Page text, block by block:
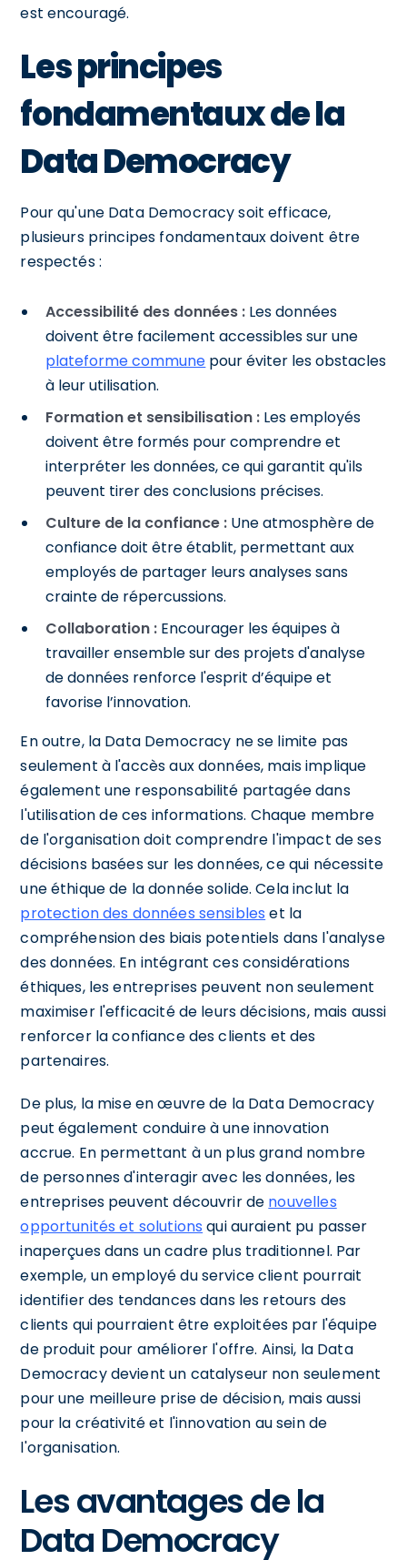
est encouragé.
Les principes
fondamentaux de la
Data Democracy
Pour qu'une Data Democracy soit efficace,
plusieurs principes fondamentaux doivent être
respectés :
Accessibilité des données : Les données
doivent être facilement accessibles sur une
plateforme commune pour éviter les obstacles
à leur utilisation.
Formation et sensibilisation : Les employés
doivent être formés pour comprendre et
interpréter les données, ce qui garantit qu'ils
peuvent tirer des conclusions précises.
Culture de la confiance : Une atmosphère de
confiance doit être établit, permettant aux
employés de partager leurs analyses sans
crainte de répercussions.
Collaboration : Encourager les équipes à
travailler ensemble sur des projets d'analyse
de données renforce l'esprit d’équipe et
favorise l’innovation.
En outre, la Data Democracy ne se limite pas
seulement à l'accès aux données, mais implique
également une responsabilité partagée dans
l'utilisation de ces informations. Chaque membre
de l'organisation doit comprendre l'impact de ses
décisions basées sur les données, ce qui nécessite
une éthique de la donnée solide. Cela inclut la
protection des données sensibles et la
compréhension des biais potentiels dans l'analyse
des données. En intégrant ces considérations
éthiques, les entreprises peuvent non seulement
maximiser l'efficacité de leurs décisions, mais aussi
renforcer la confiance des clients et des
partenaires.
De plus, la mise en œuvre de la Data Democracy
peut également conduire à une innovation
accrue. En permettant à un plus grand nombre
de personnes d'interagir avec les données, les
entreprises peuvent découvrir de nouvelles
opportunités et solutions qui auraient pu passer
inaperçues dans un cadre plus traditionnel. Par
exemple, un employé du service client pourrait
identifier des tendances dans les retours des
clients qui pourraient être exploitées par l'équipe
de produit pour améliorer l'offre. Ainsi, la Data
Democracy devient un catalyseur non seulement
pour une meilleure prise de décision, mais aussi
pour la créativité et l'innovation au sein de
l'organisation.
Les avantages de la
Data Democracy